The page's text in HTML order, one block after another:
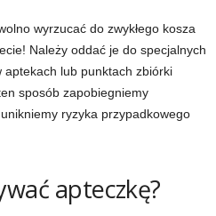
wyrzucać do zwykłego kosza
Należy oddać je do specjalnych
aptekach lub punktach zbiórki
sposób zapobiegniemy
ryzyka przypadkowego
apteczkę?